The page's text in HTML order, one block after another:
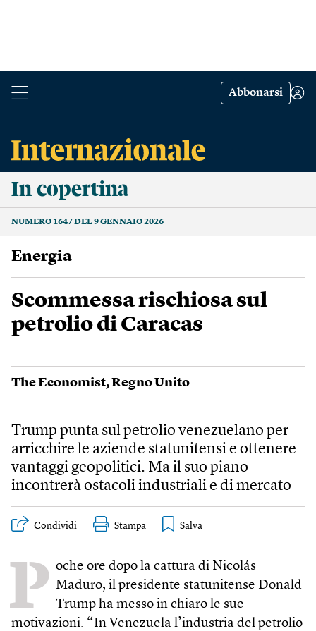
Abbonarsi
In copertina
NUMERO 1647 DEL 9 GENNAIO 2026
Energia
Scommessa rischiosa sul
petrolio di Caracas
The Economist,Regno Unito
Trump punta sul petrolio venezuelano per
arricchire le aziende statunitensi e ottenere
vantaggi geopolitici. Ma il suo piano
incontrerà ostacoli industriali e di mercato
Condividi Stampa
P oche ore dopo la cattura di Nicolás
Maduro, il presidente statunitense Donald
Trump ha messo in chiaro le sue
motivazioni. “In Venezuela l’industria del petrolio